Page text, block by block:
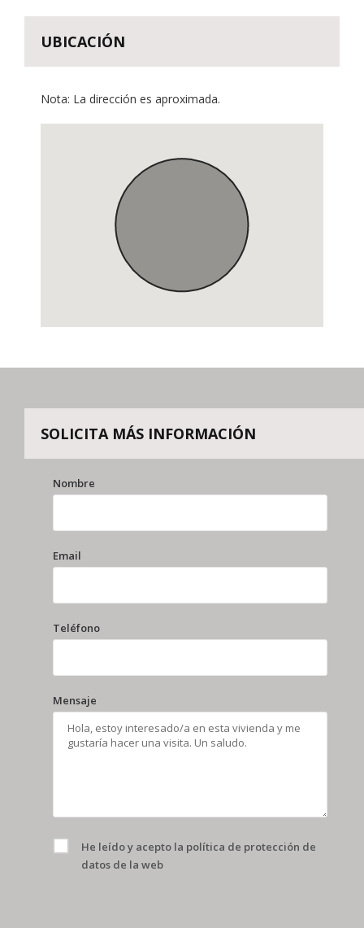
UBICACIÓN
Nota: La dirección es aproximada.
SOLICITA MÁS INFORMACIÓN
Nombre
Email
Teléfono
Mensaje
He leído y acepto la política de protección de
datos de la web